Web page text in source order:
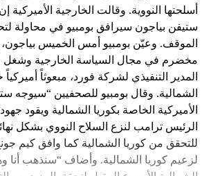
أسلحتها النووية. وقالت الخارجية
ستيفن بياجون سيرافق بومبيو في محاولة
الموقف. وعيّن بومبيو أمس الخميس
مخضرم في مجال السياسة الخارجية
المدير التنفيذي لشركة فورد، مبعوثاً
الشمالية. وقال بومبيو للصحفيين “سيوجه
الأميركية الخاصة بكوريا الشمالية ويقود
الرئيس ترامب لنزع السلاح النووي بشكل
للتحقق من كوريا الشمالية كما وافق كيم
لزعيم كوريا الشمالية. وأضاف “سنذهب أنا